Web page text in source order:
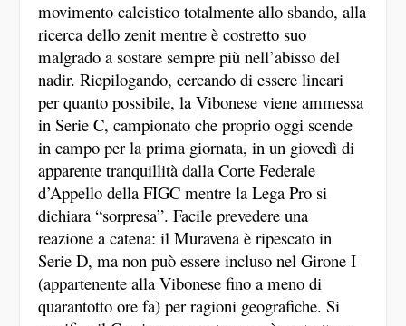
movimento calcistico totalmente allo sbando, alla
ricerca dello zenit mentre è costretto suo
malgrado a sostare sempre più nell’abisso del
nadir. Riepilogando, cercando di essere lineari
per quanto possibile, la Vibonese viene ammessa
in Serie C, campionato che proprio oggi scende
in campo per la prima giornata, in un giovedì di
apparente tranquillità dalla Corte Federale
d’Appello della FIGC mentre la Lega Pro si
dichiara “sorpresa”. Facile prevedere una
reazione a catena: il Muravena è ripescato in
Serie D, ma non può essere incluso nel Girone I
(appartenente alla Vibonese fino a meno di
quarantotto ore fa) per ragioni geografiche. Si